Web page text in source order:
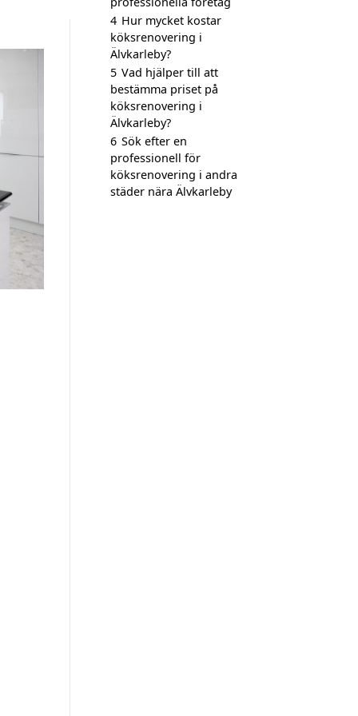
4 Hur mycket kostar
köksrenovering i
Älvkarleby?
5 Vad hjälper till att
bestämma priset på
köksrenovering i
Älvkarleby?
6 Sök efter en
professionell för
köksrenovering i andra
städer nära Älvkarleby